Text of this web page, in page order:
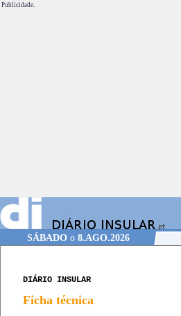
Publicidade.
SÁBADOo 8.AGO.2026
DIÁRIO INSULAR
Ficha técnica